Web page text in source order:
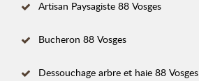
Artisan Paysagiste 88 Vosges
Bucheron 88 Vosges
Dessouchage arbre et haie 88 Vosges